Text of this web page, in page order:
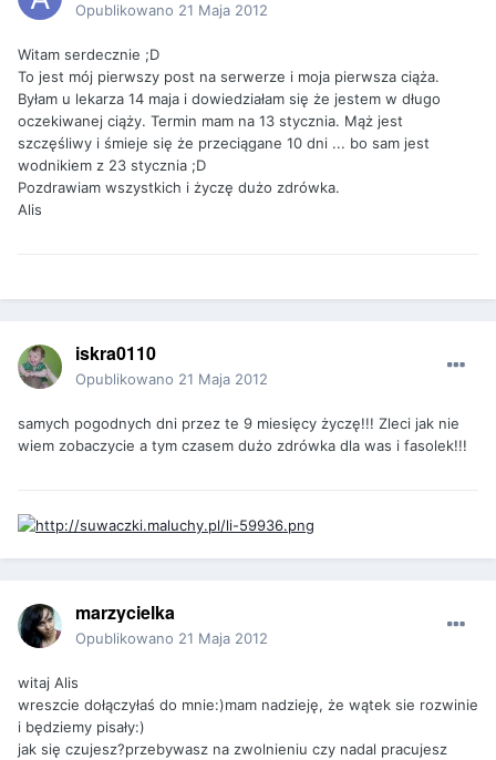
Opublikowano 21 Maja 2012
Witam serdecznie ;D
To jest mój pierwszy post na serwerze i moja pierwsza ciąża.
Byłam u lekarza 14 maja i dowiedziałam się że jestem w długo
oczekiwanej ciąży. Termin mam na 13 stycznia. Mąż jest
szczęśliwy i śmieje się że przeciągane 10 dni ... bo sam jest
wodnikiem z 23 stycznia ;D
Pozdrawiam wszystkich i życzę dużo zdrówka.
Alis
iskra0110
Opublikowano 21 Maja 2012
samych pogodnych dni przez te 9 miesięcy życzę!!! Zleci jak nie
wiem zobaczycie a tym czasem dużo zdrówka dla was i fasolek!!!
marzycielka
Opublikowano 21 Maja 2012
witaj Alis
wreszcie dołączyłaś do mnie:)mam nadzieję, że wątek sie rozwinie
i będziemy pisały:)
jak się czujesz?przebywasz na zwolnieniu czy nadal pracujesz